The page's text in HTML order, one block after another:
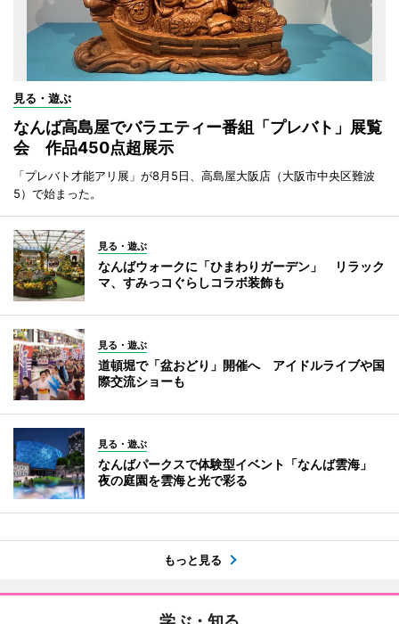
見る・遊ぶ
なんば高島屋でバラエティー番組「プレバト」展覧
会 作品450点超展示
「プレバト才能アリ展」が8月5日、高島屋大阪店（大阪市中央区難波
5）で始まった。
見る・遊ぶ
なんばウォークに「ひまわりガーデン」 リラック
マ、すみっコぐらしコラボ装飾も
見る・遊ぶ
道頓堀で「盆おどり」開催へ アイドルライブや国
際交流ショーも
見る・遊ぶ
なんばパークスで体験型イベント「なんば雲海」
夜の庭園を雲海と光で彩る
もっと見る